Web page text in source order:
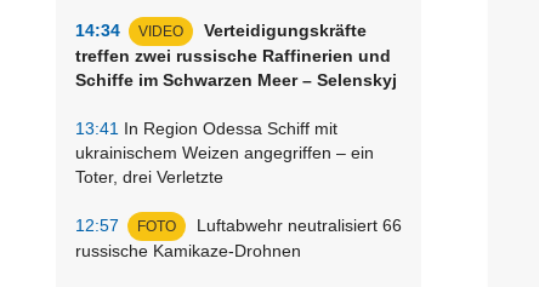
14:34 VIDEO
Verteidigungskräfte
treffen zwei russische Raffinerien und
Schiffe im Schwarzen Meer – Selenskyj
13:41 In Region Odessa Schiff mit
ukrainischem Weizen angegriffen – ein
Toter, drei Verletzte
12:57 FOTO
Luftabwehr neutralisiert 66
russische Kamikaze-Drohnen